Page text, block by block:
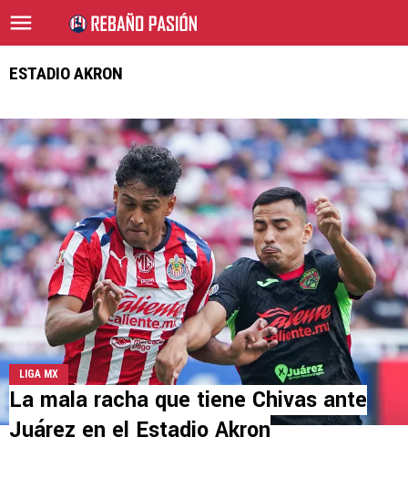
ESTADIO AKRON
LIGA MX
La mala racha que tiene Chivas ante
Juárez en el Estadio Akron